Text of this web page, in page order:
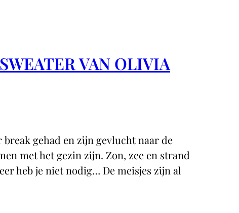
VAN OLIVIA
break gehad en zijn gevlucht naar de
met het gezin zijn. Zon, zee en strand
heb je niet nodig… De meisjes zijn al